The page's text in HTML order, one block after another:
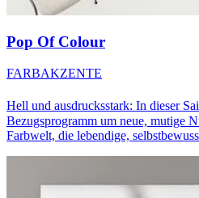
Pop Of Colour
FARBAKZENTE
Hell und ausdrucksstark: In dieser
Bezugsprogramm um neue, mutige
Farbwelt, die lebendige,